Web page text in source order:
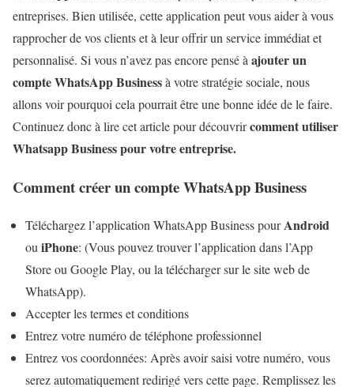
entreprises. Bien utilisée, cette application peut vous aider à vous
rapprocher de vos clients et à leur offrir un service immédiat et
personnalisé. Si vous n’avez pas encore pensé à ajouter un
compte WhatsApp Businessà votre stratégie sociale, nous
allons voir pourquoi cela pourrait être une bonne idée de le faire.
Continuez donc à lire cet article pour découvrircomment utiliser
Whatsapp Business pour votre entreprise.
Comment créer un compte WhatsApp Business
Téléchargez l’application WhatsApp Business pourAndroid
ouiPhone: (Vous pouvez trouver l’application dans l’App
Store ou Google Play, ou la télécharger sur le site web de
WhatsApp).
Accepter les termes et conditions
Entrez votre numéro de téléphone professionnel
Entrez vos coordonnées: Après avoir saisi votre numéro, vous
serez automatiquement redirigé vers cette page. Remplissez les